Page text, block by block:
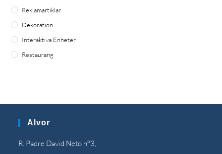
Reklamartiklar
Dekoration
Interaktiva Enheter
Restaurang
Alvor
R. Padre David Neto nº3,